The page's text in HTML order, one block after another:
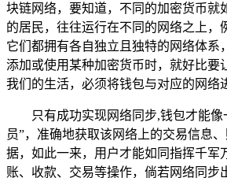
块链网络，要知道，不同的加密货币就
的居民，往往运行在不同的网络之上，
它们都拥有各自独立且独特的网络体系
添加或使用某种加密货币时，就好比要
我们的生活，必须将钱包与对应的网络
只有成功实现网络同步,钱包才能像
员”，准确地获取该网络上的交易信息
据，如此一来，用户才能如同指挥千军
账、收款、交易等操作，倘若网络同步